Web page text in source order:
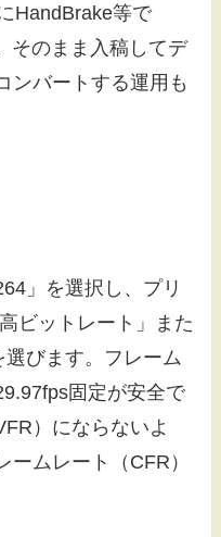
HandBrake等で
そのまま入稿してデ
ンバートする運用も
」を選択し、プリ
ビットレート」また
選びます。フレーム
固定が安全で
）にならないよ
ームレート（CFR）